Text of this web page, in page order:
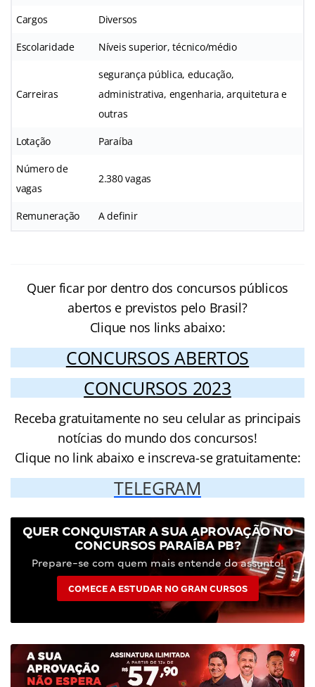
Cargos Diversos
Escolaridade Níveis superior, técnico/médio
Carreiras
segurança pública, educação,
administrativa, engenharia, arquitetura e
outras
Lotação Paraíba
Número de
vagas
2.380 vagas
Remuneração A definir
Quer ficar por dentro dos concursos públicos
abertos e previstos pelo Brasil?
Clique nos links abaixo:
CONCURSOS ABERTOS
CONCURSOS 2023
Receba gratuitamente no seu celular as principais
notícias do mundo dos concursos!
Clique no link abaixo e inscreva-se gratuitamente:
TELEGRAM
QUER CONQUISTAR A SUA APROVAÇÃO NO
CONCURSOS PARAÍBA PB?
Prepare-se com quem mais entende do assunto!
COMECE A ESTUDAR NO GRAN CURSOS